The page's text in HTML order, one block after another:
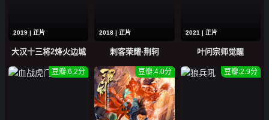
2019 | 正片
大汉十三将2烽火边城
2018 | 正片
刺客荣耀·荆轲
2021 | 正片
叶问宗师觉醒
豆瓣:6.2分 豆瓣:4.0分 豆瓣:2.9分